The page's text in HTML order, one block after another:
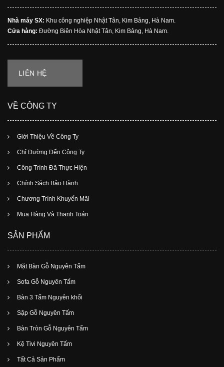
Nhà máy SX: Khu công nghiệp Nhật Tân, Kim Bảng, Hà Nam.
Cửa hàng: Đường Biên Hòa Nhật Tân, Kim Bảng, Hà Nam.
LIÊN HỆ
VỀ CÔNG TY
Giới Thiệu Về Công Ty
Chỉ Đường Đến Công Ty
Công Trình Đã Thực Hiện
Chính Sách Bảo Hành
Chương Trình Khuyến Mãi
Mua Hàng Và Thanh Toán
SẢN PHẨM
Mặt Bàn Gỗ Nguyên Tấm
Sofa Gỗ Nguyên Tấm
Bàn 3 Tấm Nguyên khối
Sập Gỗ Nguyên Tấm
Bàn Tròn Gỗ Nguyên Tấm
Kệ Tivi Nguyên Tấm
Tất Cả Sản Phẩm